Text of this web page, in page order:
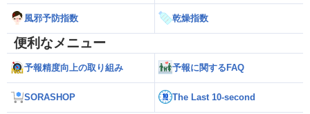
風邪予防指数 乾燥指数
便利なメニュー
予報精度向上の取り組み 予報に関するFAQ
SORASHOP The Last 10-second